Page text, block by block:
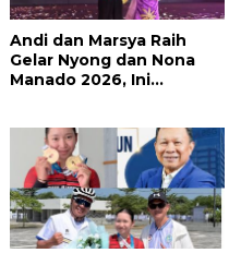
Andi dan Marsya Raih
Gelar Nyong dan Nona
Manado 2026, Ini